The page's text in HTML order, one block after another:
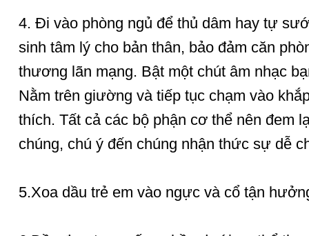
4. Đi vào phòng ngủ để thủ dâm hay tự
sinh tâm lý cho bản thân, bảo đảm căn
thương lãn mạng. Bật một chút âm nhạc
Nằm trên giường và tiếp tục chạm vào
thích. Tất cả các bộ phận cơ thể nên đem
chúng, chú ý đến chúng nhận thức sự dễ
5.Xoa dầu trẻ em vào ngực và cổ tận